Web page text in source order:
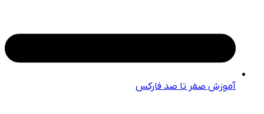
آموزش صفر تا صد فارکس